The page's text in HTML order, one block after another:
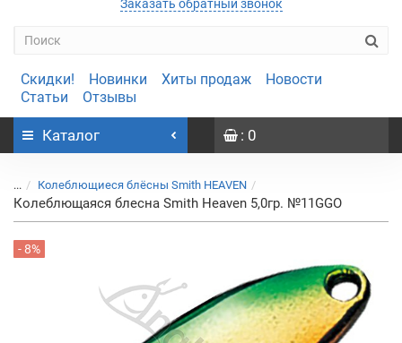
Заказать обратный звонок
Скидки! Новинки Хиты продаж
Новости
Статьи
Отзывы
Каталог : 0
... Колеблющиеся блёсны Smith HEAVEN
Колеблющаяся блесна Smith Heaven 5,0гр. №11GGO
- 8%